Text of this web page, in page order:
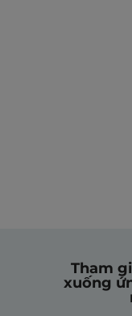
Tham
xuống